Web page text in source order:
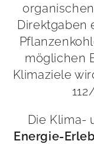
Direktgaben
möglichen
Klimaziele
Die Klima-
Energie-